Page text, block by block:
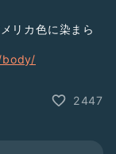
リカ色に染まら
2447